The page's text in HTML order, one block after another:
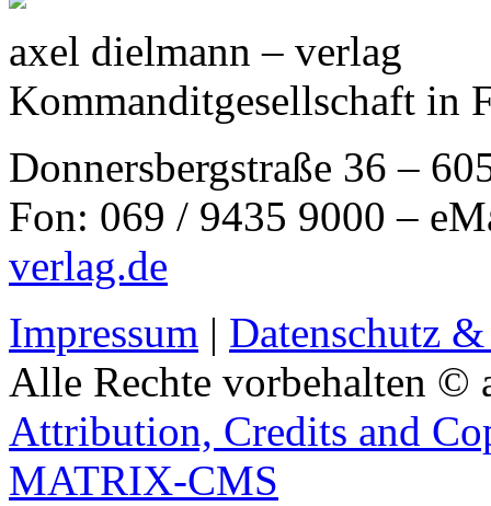
axel dielmann – verlag
Kommanditgesellschaft in
Donnersbergstraße 36 –
Fon: 069 / 9435 9000 –
verlag.de
Impressum | Datenschutz
Alle Rechte vorbehalten ©
Attribution, Credits and
MATRIX-CMS